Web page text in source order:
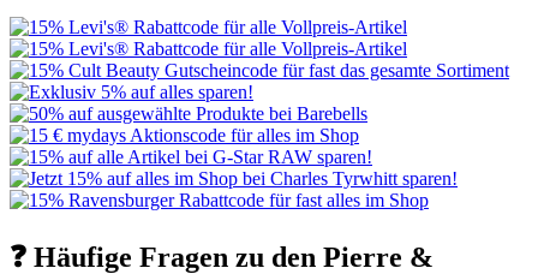
❓ Häufige Fragen zu den Pierre &